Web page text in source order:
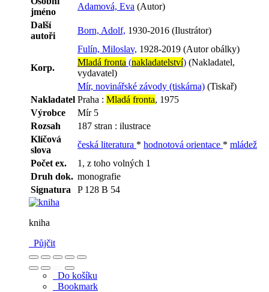
jméno
Adamová, Eva (Autor)
Další
autoři
Born, Adolf, 1930-2016 (Ilustrátor)
Fulín, Miloslav, 1928-2019 (Autor obálky)
Korp.
Mladá fronta (nakladatelství) (Nakladatel,
vydavatel)
Mír, novinářské závody (tiskárna) (Tiskař)
Nakladatel Praha : Mladá fronta, 1975
Výrobce
Mír 5
Rozsah
187 stran : ilustrace
Klíčová
slova
česká literatura * hodnotová orientace * mládež
Počet ex.
1, z toho volných 1
Druh dok. monografie
Signatura
P 128 B 54
kniha
Půjčit
Do košíku
Bookmark